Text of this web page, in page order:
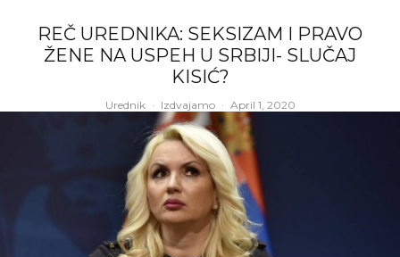
REČ UREDNIKA: SEKSIZAM I PRAVO
ŽENE NA USPEH U SRBIJI- SLUČAJ
KISIĆ?
Urednik · Izdvajamo · April 1, 2020